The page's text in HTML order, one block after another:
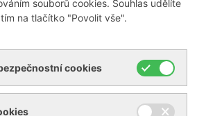
+420 519 322 981
souborů cookies. Souhlas udělíte
na tlačítko "Povolit vše".
cookies